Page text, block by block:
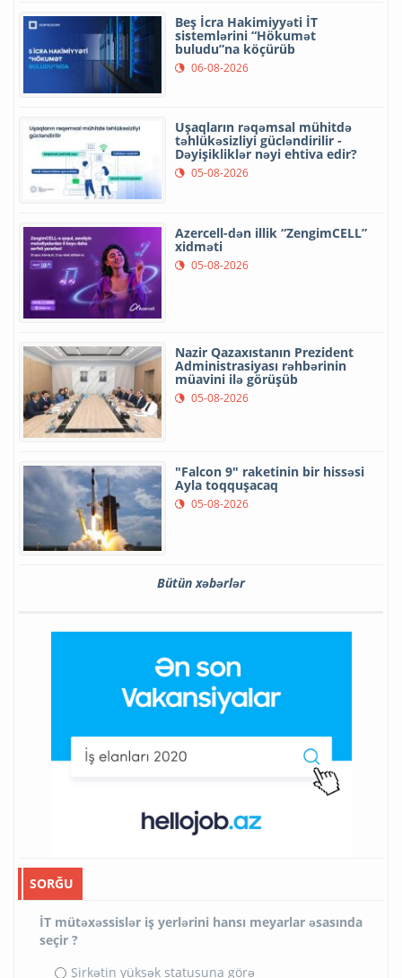
Beş İcra Hakimiyyəti İT
sistemlərini “Hökumət
buludu”na köçürüb
06-08-2026
Uşaqların rəqəmsal mühitdə
təhlükəsizliyi gücləndirilir -
Dəyişikliklər nəyi ehtiva edir?
05-08-2026
Azercell-dən illik “ZengimCELL”
xidməti
05-08-2026
Nazir Qazaxıstanın Prezident
Administrasiyası rəhbərinin
müavini ilə görüşüb
05-08-2026
"Falcon 9" raketinin bir hissəsi
Ayla toqquşacaq
05-08-2026
Bütün xəbərlər
SORĞU
İT mütəxəssislər iş yerlərini hansı meyarlar əsasında
seçir ?
Şirkətin yüksək statusuna görə